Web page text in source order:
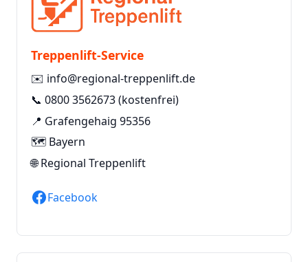
Treppenlift-Service
✉️ info@regional-treppenlift.de
📞 0800 3562673(kostenfrei)
📍 Grafengehaig 95356
🗺️ Bayern
🌐Regional Treppenlift
Facebook